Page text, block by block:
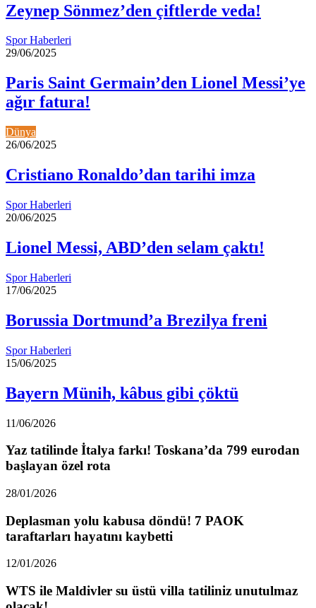
Zeynep Sönmez’den çiftlerde veda!
Spor Haberleri
29/06/2025
Paris Saint Germain’den Lionel Messi’ye
ağır fatura!
Dünya
26/06/2025
Cristiano Ronaldo’dan tarihi imza
Spor Haberleri
20/06/2025
Lionel Messi, ABD’den selam çaktı!
Spor Haberleri
17/06/2025
Borussia Dortmund’a Brezilya freni
Spor Haberleri
15/06/2025
Bayern Münih, kâbus gibi çöktü
11/06/2026
Yaz tatilinde İtalya farkı! Toskana’da 799 eurodan
başlayan özel rota
28/01/2026
Deplasman yolu kabusa döndü! 7 PAOK
taraftarları hayatını kaybetti
12/01/2026
WTS ile Maldivler su üstü villa tatiliniz unutulmaz